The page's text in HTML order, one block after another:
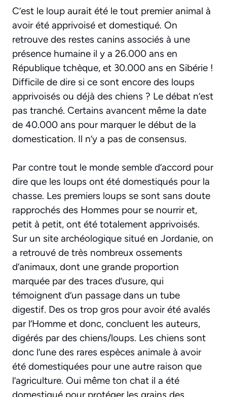
C’est le loup aurait été le tout premier animal à
avoir été apprivoisé et domestiqué. On
retrouve des restes canins associés à une
présence humaine il y a 26.000 ans en
République tchèque, et 30.000 ans en Sibérie !
Difficile de dire si ce sont encore des loups
apprivoisés ou déjà des chiens ? Le débat n’est
pas tranché. Certains avancent même la date
de 40.000 ans pour marquer le début de la
domestication. Il n’y a pas de consensus.
Par contre tout le monde semble d’accord pour
dire que les loups ont été domestiqués pour la
chasse. Les premiers loups se sont sans doute
rapprochés des Hommes pour se nourrir et,
petit à petit, ont été totalement apprivoisés.
Sur un site archéologique situé en Jordanie, on
a retrouvé de très nombreux ossements
d’animaux, dont une grande proportion
marquée par des traces d’usure, qui
témoignent d’un passage dans un tube
digestif. Des os trop gros pour avoir été avalés
par l’Homme et donc, concluent les auteurs,
digérés par des chiens/loups. Les chiens sont
donc l’une des rares espèces animale à avoir
été domestiquées pour une autre raison que
l’agriculture. Oui même ton chat il a été